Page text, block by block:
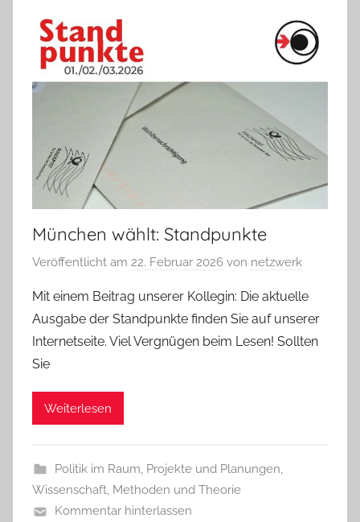
München wählt: Standpunkte
Veröffentlicht am 22. Februar 2026 von netzwerk
Mit einem Beitrag unserer Kollegin: Die aktuelle
Ausgabe der Standpunkte finden Sie auf unserer
Internetseite. Viel Vergnügen beim Lesen! Sollten
Sie
Weiterlesen
Politik im Raum, Projekte und Planungen,
Wissenschaft, Methoden und Theorie
Kommentar hinterlassen